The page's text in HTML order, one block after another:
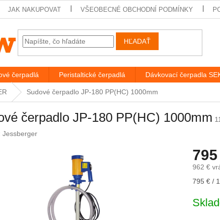
JAK NAKUPOVAT VŠEOBECNÉ OBCHODNÍ PODMÍNKY
HĽADAŤ
čerpadlá Peristaltické čerpadlá Dávkovací čerpadla
Sudové čerpadlo JP-180 PP(HC) 1000mm
čerpadlo JP-180 PP(HC) 1000mm
Jessberger
962 €
795 € /